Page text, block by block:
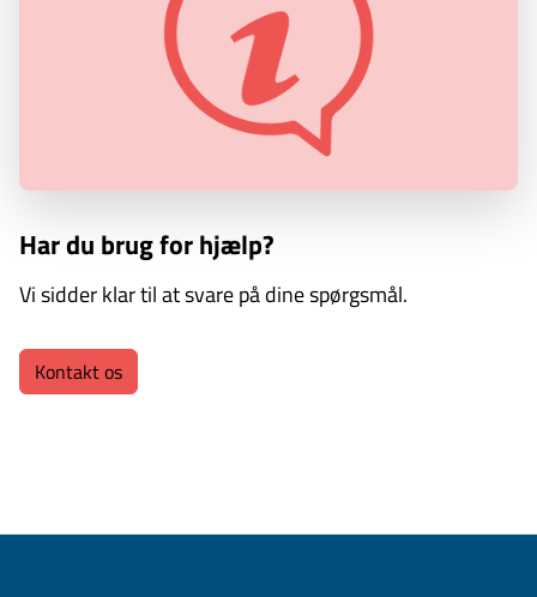
Har du brug for hjælp?
Vi sidder klar til at svare på dine spørgsmål.
Kontakt os